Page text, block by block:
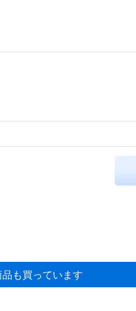
も買っています